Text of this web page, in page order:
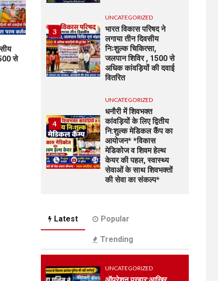
से
3
UNCATEGORIZED
भारत विकास परिषद ने
लगाया तीन दिवसीय
निःशुल्क चिकित्सा,
जलपान शिविर , 1500 से
अधिक कांवड़ियों की दवाई
वितरित
4
UNCATEGORIZED
धनौरी में शिवभक्त
कांवड़ियों के लिए द्वितीय
नि:शुल्क मेडिकल कैंप का
आयोजन* *विकास
मेडिकोज व शिवम हेल्थ
केयर की पहल, स्वास्थ्य
सेवाओं के साथ शिवभक्तों
की सेवा का संकल्प*
भारत विकास परिषद की
संयुक्त प्रवास बैठक में
कार्यों पर जोर
UNCATEGORIZED
कोटवाल आलमपुर में लाखों
Latest Popular
Trending
UNCATEGORIZED